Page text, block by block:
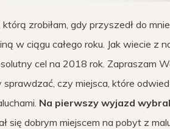
zrobiłam, gdy przyszedł do
w ciągu całego roku. Jak wiecie z
cel na 2018 rok. Zapraszam
czy miejsca, które
Na pierwszy wyjazd
się dobrym miejscem na pobyt z